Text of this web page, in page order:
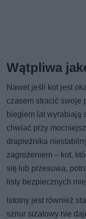
Wątpliwa
Nawet jeśli kot jest
czasem stracić swoje
biegiem lat wyrabiają
chwiać przy
drapieżnika
zagrożeniem – kot,
się lub przesuwa,
listy bezpiecznych
Istotny jest również
sznur sizalowy nie